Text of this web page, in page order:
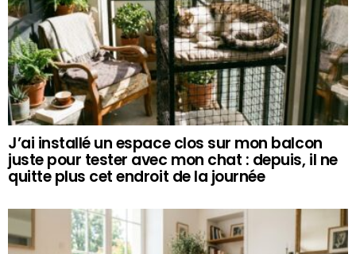
J’ai installé un espace clos sur mon balcon
juste pour tester avec mon chat : depuis, il ne
quitte plus cet endroit de la journée